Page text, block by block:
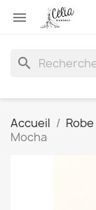

search
Accueil
Mocha